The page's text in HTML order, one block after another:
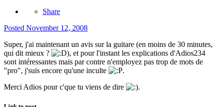
Share
Posted November 12, 2008
Super, j'ai maintenant un avis sur la guitare (en moins de 30 minutes,
qui dit mieux ?
), et pour l'instant les explications d'Adios234
sont intéressantes mais par contre n'employez pas trop de mots de
"pro", j'suis encore qu'une inculte
.
Merci Adios pour c'que tu viens de dire
.